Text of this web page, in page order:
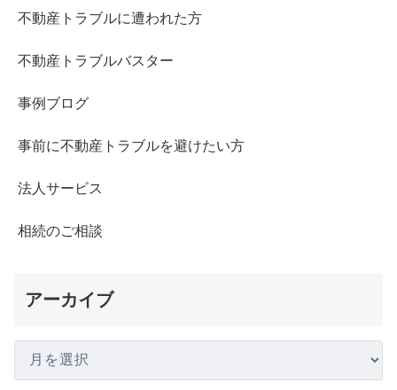
不動産トラブルに遭われた方
不動産トラブルバスター
事例ブログ
事前に不動産トラブルを避けたい方
法人サービス
相続のご相談
アーカイブ